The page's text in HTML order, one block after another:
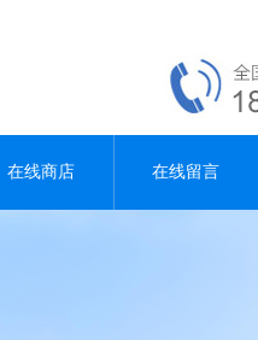
在线商店 在线留言